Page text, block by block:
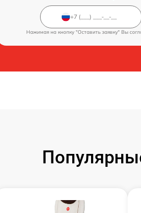
Нажимая на кнопку "Оставить заявку" Вы